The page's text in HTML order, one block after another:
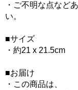
・ご不明な点など
い。
■サイズ
・約21 x 21.5cm
■お届け
・この商品は、